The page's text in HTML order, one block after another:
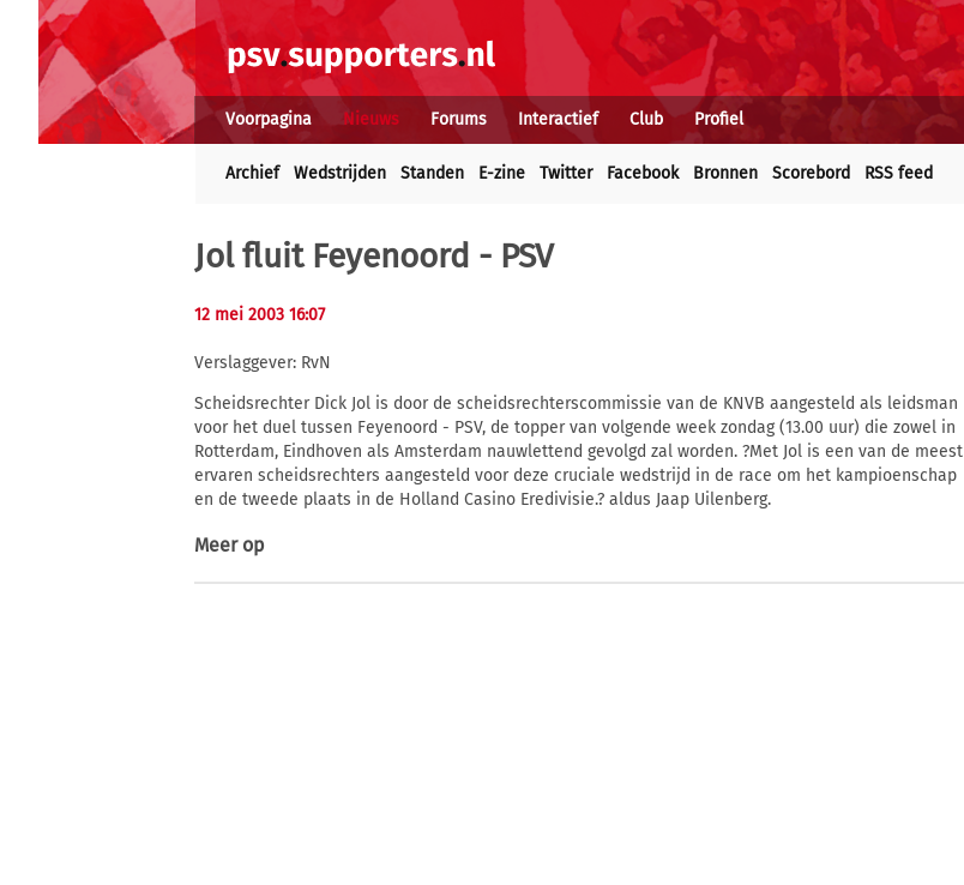
Voorpagina Nieuws Forums Interactief Club Profiel
Archief Wedstrijden Standen E-zine Twitter Facebook Bronnen Scorebord RSS feed
Jol fluit Feyenoord - PSV
12 mei 2003 16:07
Verslaggever: RvN
Scheidsrechter Dick Jol is door de scheidsrechterscommissie van de KNVB aangesteld als leidsman
voor het duel tussen Feyenoord - PSV, de topper van volgende week zondag (13.00 uur) die zowel in
Rotterdam, Eindhoven als Amsterdam nauwlettend gevolgd zal worden. ?Met Jol is een van de meest
ervaren scheidsrechters aangesteld voor deze cruciale wedstrijd in de race om het kampioenschap
en de tweede plaats in de Holland Casino Eredivisie.? aldus Jaap Uilenberg.
Meer op